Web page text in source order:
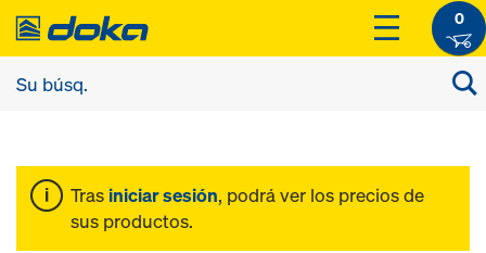
0
Tras iniciar sesión, podrá ver los precios de
sus productos.